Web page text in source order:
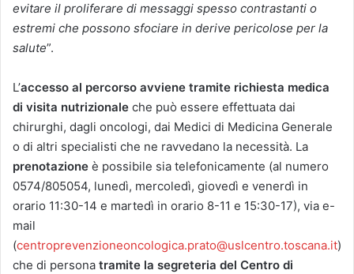
evitare il proliferare di messaggi spesso contrastanti o
estremi che possono sfociare in derive pericolose per la
salute”.
L’accesso al percorso avviene tramite richiesta medica
di visita nutrizionale che può essere effettuata dai
chirurghi, dagli oncologi, dai Medici di Medicina Generale
o di altri specialisti che ne ravvedano la necessità. La
prenotazione è possibile sia telefonicamente (al numero
0574/805054, lunedì, mercoledì, giovedì e venerdì in
orario 11:30-14 e martedì in orario 8-11 e 15:30-17), via e-
mail
(centroprevenzioneoncologica.prato@uslcentro.toscana.it)
che di persona tramite la segreteria del Centro di